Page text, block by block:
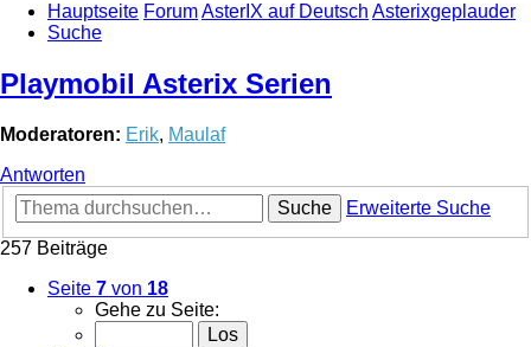
Hauptseite ForumAsterIX auf Deutsch Asterixgeplauder
Suche
Playmobil Asterix Serien
Moderatoren: Erik, Maulaf
Antworten
Suche
Erweiterte Suche
257 Beiträge
Seite 7 von 18
Gehe zu Seite: